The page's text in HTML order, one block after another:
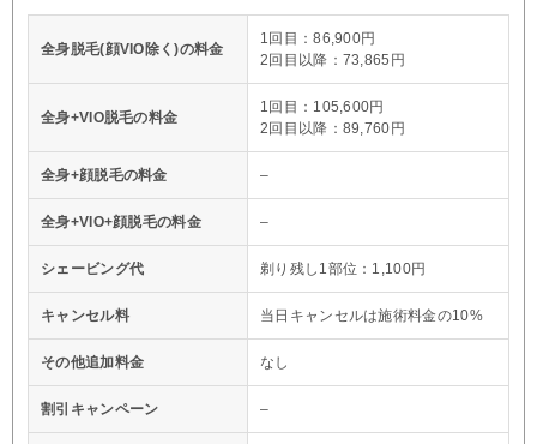
全身脱毛(顔VIO除く)の料金
1回目：86,900円
2回目以降：73,865円
全身+VIO脱毛の料金
1回目：105,600円
2回目以降：89,760円
全身+顔脱毛の料金 –
全身+VIO+顔脱毛の料金 –
シェービング代 剃り残し1部位：1,100円
キャンセル料 当日キャンセルは施術料金の10%
その他追加料金 なし
割引キャンペーン –